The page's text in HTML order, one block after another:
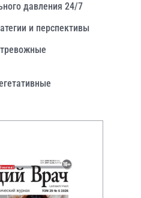
давления 24/7
и перспективы